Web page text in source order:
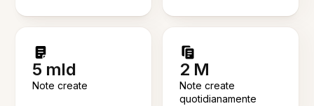
5 mld
Note create
2 M
Note create
quotidianamente